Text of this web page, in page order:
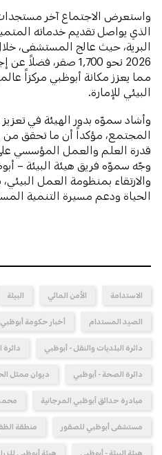
واستعرض الاجتماع آخر
الذي يواصل تقديم خدماته
البرية، حيث عالج المستشفى،
مما يعزز مكانة أبوظبي مركزاً
البيئي للإمارة.
وأشاد سموّه بدور الهيئة في تعزيز
المجتمع، مؤكداً أن ما تحقق من
قدرة العلم والعمل المؤسسي
وجّه سموّه فريق هيئة البيئة –
والارتقاء بمنظومة العمل
الحياة ودعم مسيرة التنمية
الاستدامة الأمن المائي البيئة
الصيد المستدام أخبار حكومة أبوظبي
دائرة البلديات والنقل - أبوظبي دائرة
دائرة الصحة - أبوظبي ديوان ممثل
مبادرة حدائق أبوظبي المرجانية محمد
مستشفى أبوظبي للصقور منطقة
هيئة البيئة - أبوظبي هيئة أبوظبي